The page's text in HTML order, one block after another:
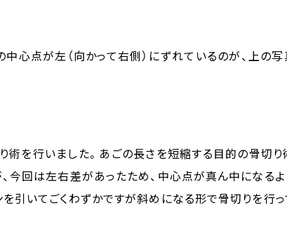
心点が左（向かって右側）にずれているのが、上の写
術を行いました。あごの長さを短縮する目的の骨切り
今回は左右差があったため、中心点が真ん中になるよ
引いてごくわずかですが斜めになる形で骨切りを行っ